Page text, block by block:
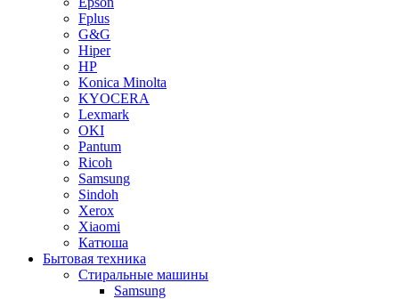
Fplus
G&G
Hiper
HP
Konica Minolta
KYOCERA
Lexmark
OKI
Pantum
Ricoh
Samsung
Sindoh
Xerox
Xiaomi
Катюша
Бытовая техника
Стиральные машины
Samsung